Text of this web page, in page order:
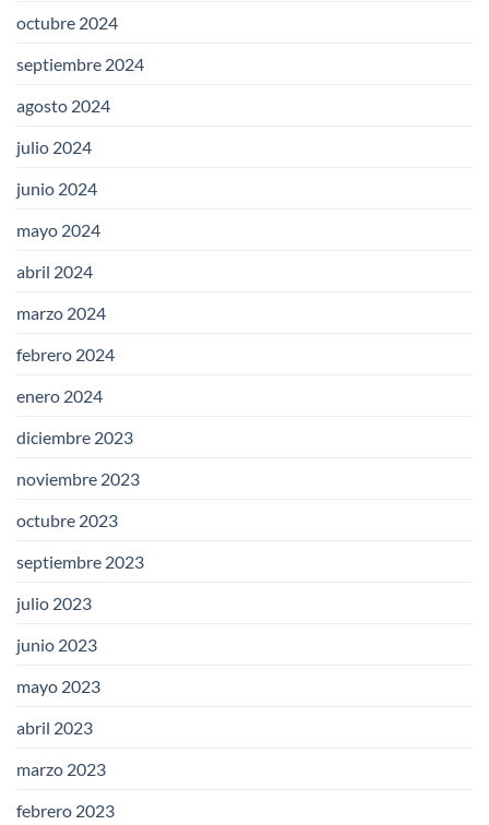
octubre 2024
septiembre 2024
agosto 2024
julio 2024
junio 2024
mayo 2024
abril 2024
marzo 2024
febrero 2024
enero 2024
diciembre 2023
noviembre 2023
octubre 2023
septiembre 2023
julio 2023
junio 2023
mayo 2023
abril 2023
marzo 2023
febrero 2023